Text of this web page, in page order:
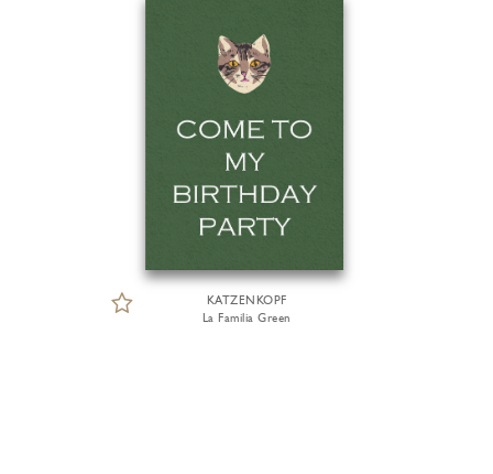
KATZENKOPF
La Familia Green